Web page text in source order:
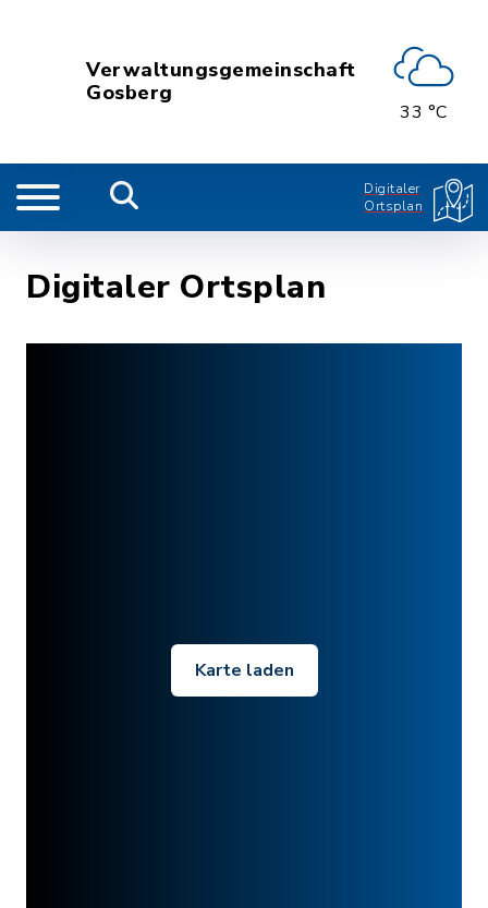
Verwaltungsgemeinschaft
Gosberg
33 °C
Digitaler
Ortsplan
Digitaler Ortsplan
Karte laden